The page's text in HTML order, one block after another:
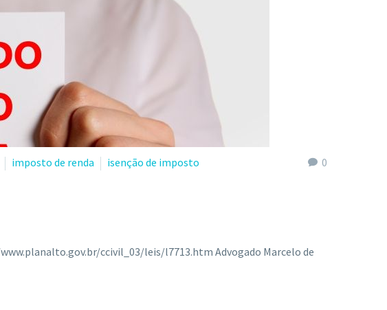
0
imposto de renda isenção de imposto
ccivil_03/leis/l7713.htm Advogado Marcelo de